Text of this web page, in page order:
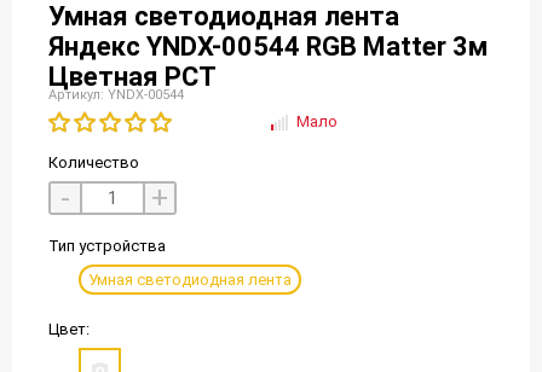
Умная светодиодная лента
Яндекс YNDX-00544 RGB Matter 3м
Цветная РСТ
Артикул: YNDX-00544
Мало
Количество
- +
Тип устройства
Умная светодиодная лента
Цвет: